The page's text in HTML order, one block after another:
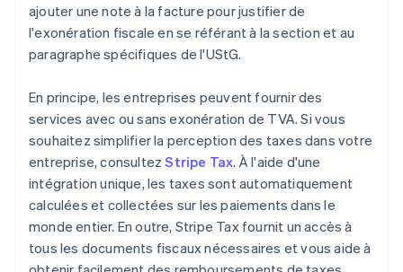
ajouter une note à la facture pour justifier de
l'exonération fiscale en se référant à la section et au
paragraphe spécifiques de l'UStG.
En principe, les entreprises peuvent fournir des
services avec ou sans exonération de TVA. Si vous
souhaitez simplifier la perception des taxes dans votre
entreprise, consultezStripe Tax. À l'aide d'une
intégration unique, les taxes sont automatiquement
calculées et collectées sur les paiements dans le
monde entier. En outre, Stripe Tax fournit un accès à
tous les documents fiscaux nécessaires et vous aide à